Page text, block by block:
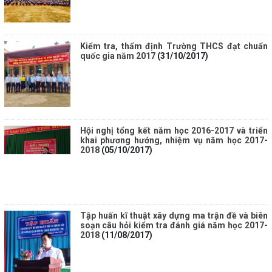
Kiểm tra, thẩm định Trường THCS đạt chuẩn
quốc gia năm 2017 (31/10/2017)
Hội nghị tổng kết năm học 2016-2017 và triển
khai phương hướng, nhiệm vụ năm học 2017-
2018 (05/10/2017)
Tập huấn kĩ thuật xây dựng ma trận đề và biên
soạn câu hỏi kiểm tra đánh giá năm học 2017-
2018 (11/08/2017)